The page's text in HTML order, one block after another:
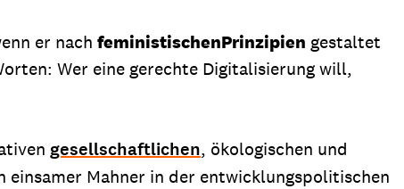
er nach feministischenPrinzipien gestaltet
Wer eine gerechte Digitalisierung will,
gesellschaftlichen, ökologischen und
Mahner in der entwicklungspolitischen